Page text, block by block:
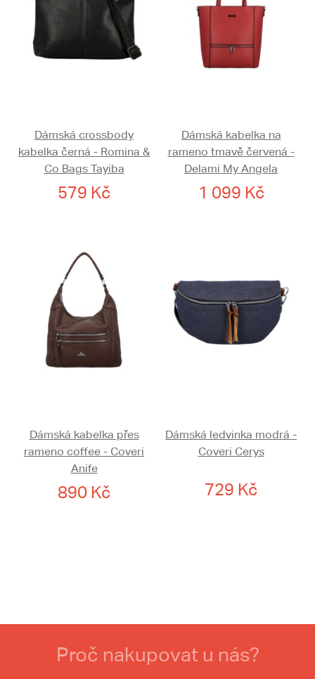
Dámská crossbody
kabelka černá - Romina &
Co Bags Tayiba
579 Kč
Dámská kabelka na
rameno tmavě červená -
Delami My Angela
1 099 Kč
Dámská kabelka přes
rameno coffee - Coveri
Anife
890 Kč
Dámská ledvinka modrá -
Coveri Cerys
729 Kč
Proč nakupovat u nás?